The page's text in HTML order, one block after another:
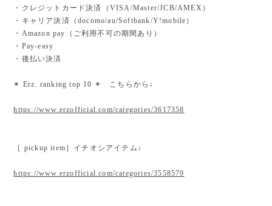
・クレジットカード決済（VISA/Master/JCB/AMEX）
・キャリア決済（docomo/au/Softbank/Y!mobile）
・Amazon pay（ご利用不可の期間あり）
・Pay-easy
・後払い決済
✴︎ Erz. ranking top 10 ✴︎ こちらから↓
https://www.erzofficial.com/categories/3617358
［ pickup item］イチオシアイテム↓
https://www.erzofficial.com/categories/3558579